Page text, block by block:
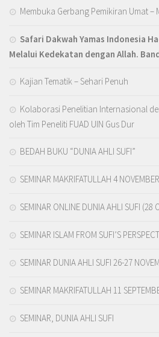
Membuka Gerbang Pemikiran Umat –
Safari Dakwah Yamas Indonesia
Melalui Kedekatan dengan Allah.
Kajian Tematik – Sehari Penuh
Kolaborasi Penelitian Internasional
oleh Tim Peneliti FUAD UIN Gus Dur
BEDAH BUKU “DUNIA AHLI SUFI”
SEMINAR MAKRIFATULLAH 4
SEMINAR ONLINE DUNIA AHLI SUFI (28
SEMINAR ISLAM FROM SUFI’S
SEMINAR DUNIA AHLI SUFI 26-27
SEMINAR MAKRIFATULLAH 11
SEMINAR, DUNIA AHLI SUFI